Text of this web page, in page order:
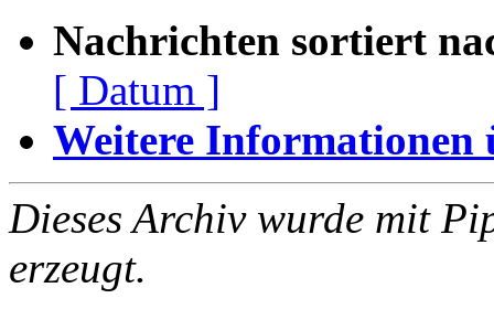
Nachrichten sortiert
[ Datum ]
Weitere Informationen
Dieses Archiv wurde mit
erzeugt.